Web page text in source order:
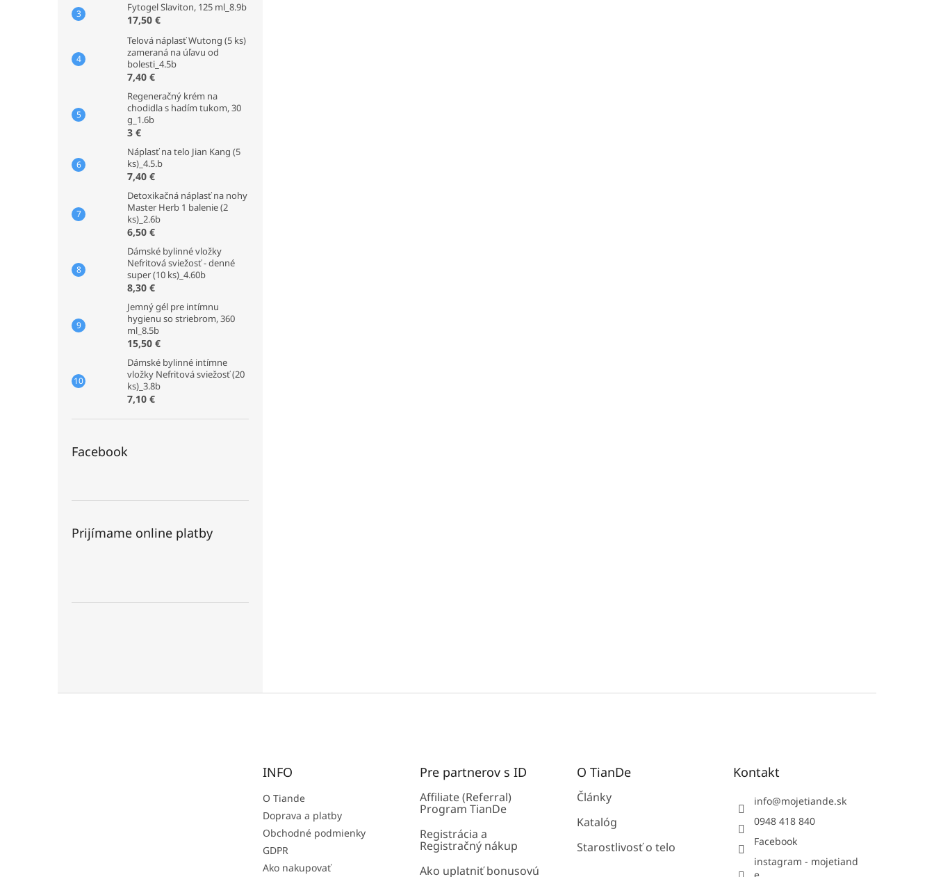
Fytogel Slaviton, 125 ml_8.9b
17,50 €
Telová náplasť Wutong (5 ks)
zameraná na úľavu od
bolesti_4.5b
7,40 €
Regeneračný krém na
chodidla s hadím tukom, 30
g_1.6b
3 €
Náplasť na telo Jian Kang (5
ks)_4.5.b
7,40 €
Detoxikačná náplasť na nohy
Master Herb 1 balenie (2
ks)_2.6b
6,50 €
Dámské bylinné vložky
Nefritová sviežosť - denné
super (10 ks)_4.60b
8,30 €
Jemný gél pre intímnu
hygienu so striebrom, 360
ml_8.5b
15,50 €
Dámské bylinné intímne
vložky Nefritová sviežosť (20
ks)_3.8b
7,10 €
Facebook
Prijímame online platby
INFO
O Tiande
Doprava a platby
Obchodné podmienky
GDPR
Ako nakupovať
Pre partnerov s ID
Affiliate (Referral)
Program TianDe
Registrácia a
Registračný nákup
Ako uplatniť bonusovú
O TianDe
Články
Katalóg
Starostlivosť o telo
Kontakt
info@mojetiande.sk
0948 418 840
Facebook
instagram - mojetiand